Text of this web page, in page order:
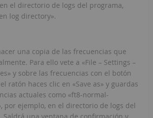
el directorio de logs del programa,
log directory».
una copia de las frecuencias que
Para ello vete a «File – Settings –
y sobre las frecuencias con el botón
ratón haces clic en «Save as» y guardas
actuales como «ft8-normal-
por ejemplo, en el directorio de logs del